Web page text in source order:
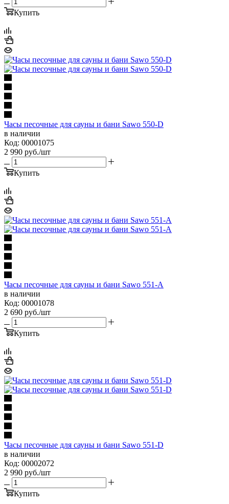
Купить
Часы песочные для сауны и бани Sawo 550-D
в наличии
Код: 00001075
2 990 руб./шт
Купить
Часы песочные для сауны и бани Sawo 551-A
в наличии
Код: 00001078
2 690 руб./шт
Купить
Часы песочные для сауны и бани Sawo 551-D
в наличии
Код: 00002072
2 990 руб./шт
Купить